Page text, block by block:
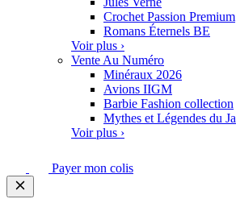
Crochet Passion Premium
Romans Éternels BE
Voir plus ›
Vente Au Numéro
Minéraux 2026
Avions IIGM
Barbie Fashion collection
Mythes et Légendes du
Voir plus ›
Payer mon colis